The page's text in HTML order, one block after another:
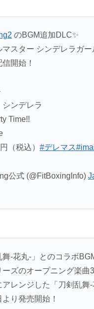
のBGM追加DLC✨
マスター シンデレラガー
開始！
シンデレラ
Time!!
（税込） #デレマス
公式 (@FitBoxingInfo)
舞-花丸-」とのコラボ
ーズのオープニング楽曲
レンジした「刀剣乱舞-
り発売開始！